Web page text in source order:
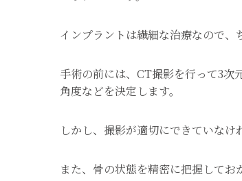
インプラントは繊細な治療なので、
手術の前には、CT撮影を行って3次
角度などを決定します。
しかし、撮影が適切にできていなけ
また、骨の状態を精密に把握してお